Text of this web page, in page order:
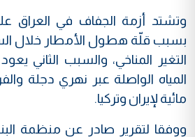
وتشتد أزمة الجفاف في العراق
بسبب قلّة هطول الأمطار خلال
التغير المناخي، والسبب الثاني
المياه الواصلة عبر نهري دجلة
مائية لإيران وتركيا.
ووفقا لتقرير صادر عن منظمة